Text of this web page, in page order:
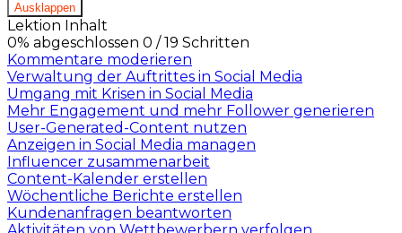
Ausklappen
Lektion Inhalt
0% abgeschlossen 0 / 19 Schritten
Kommentare moderieren
Verwaltung der Auftrittes in Social Media
Umgang mit Krisen in Social Media
Mehr Engagement und mehr Follower generieren
User-Generated-Content nutzen
Anzeigen in Social Media managen
Influencer zusammenarbeit
Content-Kalender erstellen
Wöchentliche Berichte erstellen
Kundenanfragen beantworten